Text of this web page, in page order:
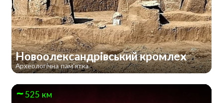
Новоолександрівський кромлех
Археологічна пам'ятка
525 км